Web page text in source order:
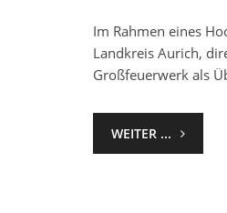
Im Rahmen eines
Landkreis Aurich,
Großfeuerwerk als
WEITER ...